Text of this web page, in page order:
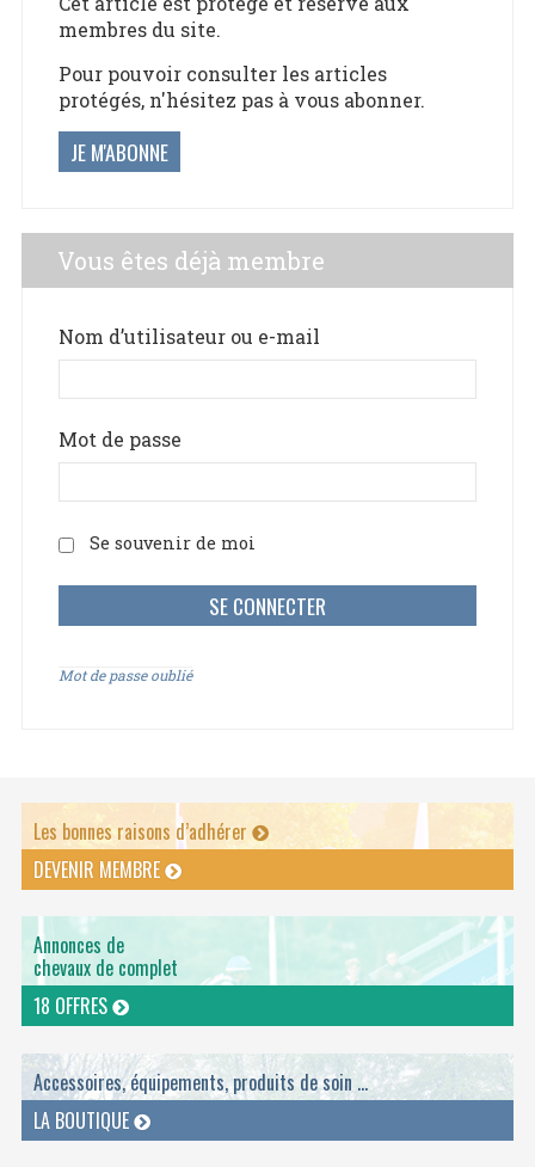
membres du site.
Pour pouvoir consulter les articles
protégés, n'hésitez pas à vous abonner.
JE M'ABONNE
Vous êtes déjà membre
Nom d’utilisateur ou e-mail
Mot de passe
Se souvenir de moi
Mot de passe oublié
Les bonnes raisons d’adhérer
DEVENIR MEMBRE
Annonces de
chevaux de complet
18 OFFRES
Accessoires, équipements, produits de soin ...
LA BOUTIQUE